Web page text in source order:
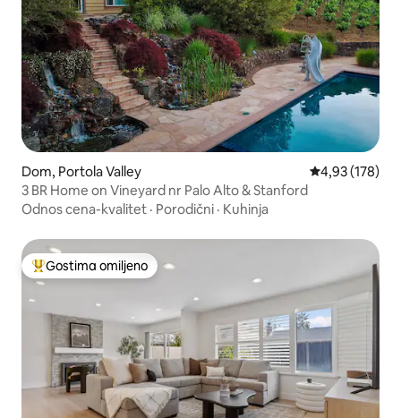
Dom, Portola Valley Prosečna
4,93 (178)
3 BR Home on Vineyard nr Palo Alto & Stanford
Odnos cena-kvalitet · Porodični · Kuhinja
Najuspešniji među gostima omiljenim
Gostima omiljeno